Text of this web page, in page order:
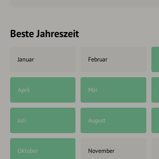
Beste Jahreszeit
Januar Februar
April Mai
Juli August
Oktober November